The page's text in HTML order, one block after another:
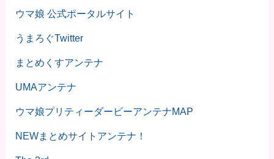
ウマ娘 公式ポータルサイト
うまろぐTwitter
まとめくすアンテナ
UMAアンテナ
ウマ娘プリティーダービーアンテナMAP
NEWまとめサイトアンテナ！